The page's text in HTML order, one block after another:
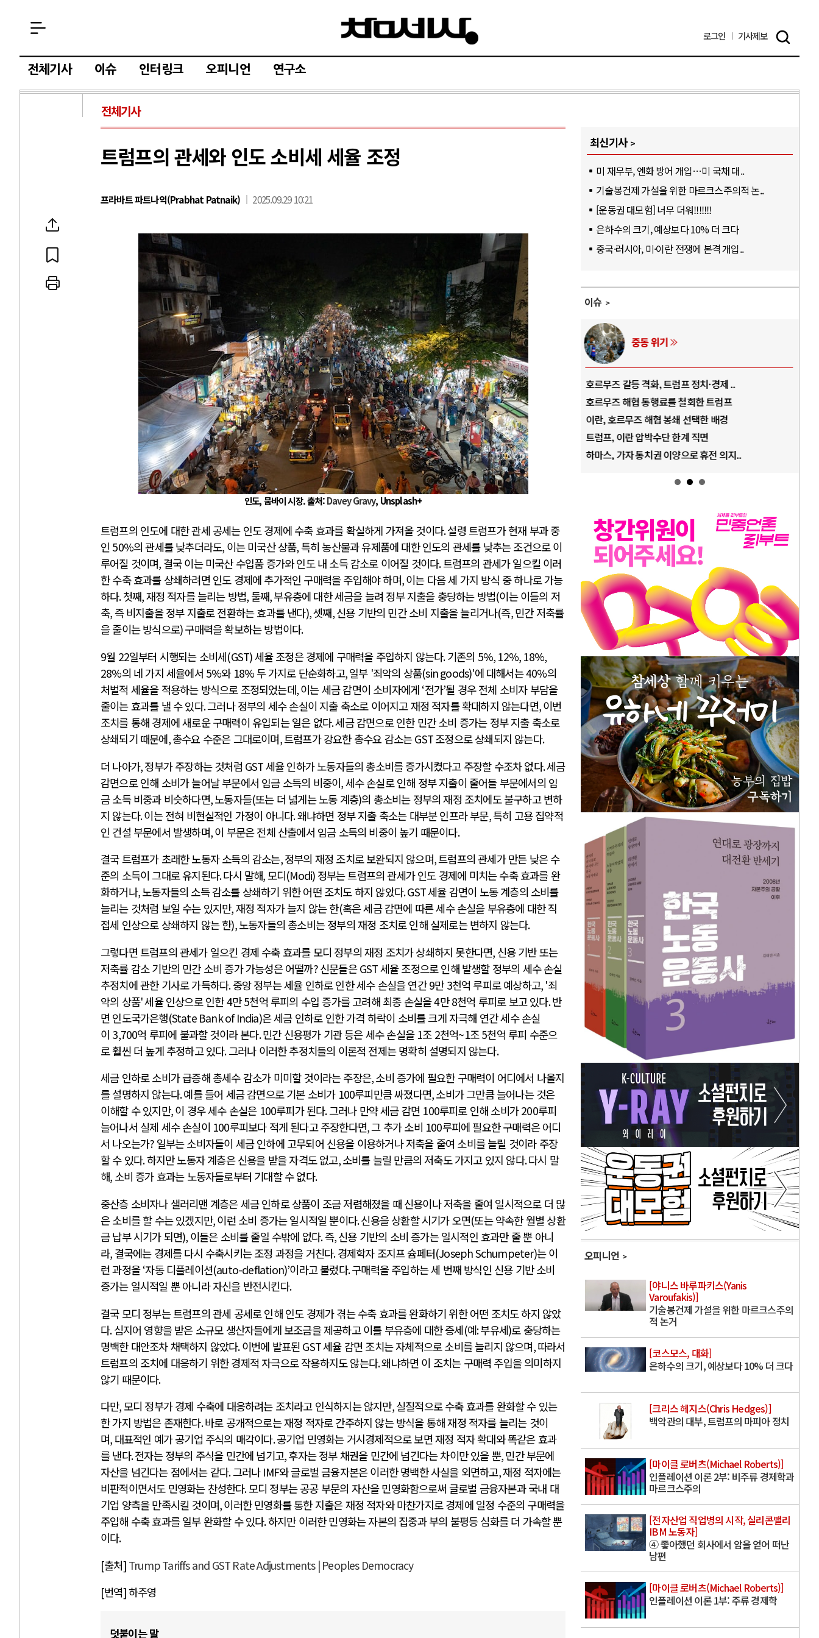
로그인 기사제보
전체기사 이슈 인터링크 오피니언 연구소
전체기사
트럼프의 관세와 인도 소비세 세율 조정
프라바트 파트나익(Prabhat Patnaik) 2025.09.29 10:21
인도, 뭄바이 시장. 출처:Davey Gravy, Unsplash+
트럼프의 인도에 대한 관세 공세는 인도 경제에 수축 효과를 확실하게 가져올 것이다.설령 트럼프가 현재 부과 중
인 50%의 관세를 낮추더라도, 이는 미국산 상품,특히 농산물과 유제품에 대한 인도의 관세를 낮추는 조건으로 이
루어질 것이며, 결국 이는 미국산 수입품 증가와 인도 내 소득 감소로 이어질 것이다.트럼프의 관세가 일으킬 이러
한 수축 효과를 상쇄하려면 인도 경제에 추가적인 구매력을 주입해야 하며,이는 다음 세 가지 방식 중 하나로 가능
하다.첫째,재정 적자를 늘리는 방법, 둘째,부유층에 대한 세금을 늘려 정부 지출을 충당하는 방법(이는 이들의 저
축,즉 비지출을 정부 지출로 전환하는 효과를 낸다),셋째,신용 기반의 민간 소비 지출을 늘리거나(즉,민간 저축률
을 줄이는 방식으로)구매력을 확보하는 방법이다.
9월 22일부터 시행되는 소비세(GST)세율 조정은 경제에 구매력을 주입하지 않는다.기존의 5%, 12%, 18%,
28%의 네 가지 세율에서 5%와 18% 두 가지로 단순화하고,일부 '죄악의 상품(sin goods)'에 대해서는40%의
처벌적 세율을 적용하는 방식으로 조정되었는데,이는 세금 감면이 소비자에게 ‘전가’될 경우 전체 소비자 부담을
줄이는 효과를 낼 수 있다.그러나 정부의 세수 손실이 지출 축소로 이어지고 재정 적자를 확대하지 않는다면,이번
조치를 통해 경제에 새로운 구매력이 유입되는 일은 없다.세금 감면으로 인한 민간 소비 증가는 정부 지출 축소로
상쇄되기 때문에,총수요 수준은 그대로이며,트럼프가 강요한 총수요 감소는GST조정으로 상쇄되지 않는다.
더 나아가,정부가 주장하는 것처럼 GST세율 인하가 노동자들의 총소비를 증가시켰다고 주장할 수조차 없다.세금
감면으로 인해 소비가 늘어날 부문에서 임금 소득의 비중이,세수 손실로 인해 정부 지출이 줄어들 부문에서의 임
금 소득 비중과 비슷하다면,노동자들(또는 더 넓게는 노동 계층)의 총소비는 정부의 재정 조치에도 불구하고 변하
지 않는다.이는 전혀 비현실적인 가정이 아니다.왜냐하면 정부 지출 축소는 대부분 인프라 부문,특히 고용 집약적
인 건설 부문에서 발생하며,이 부문은 전체 산출에서 임금 소득의 비중이 높기 때문이다.
결국 트럼프가 초래한 노동자 소득의 감소는,정부의 재정 조치로 보완되지 않으며,트럼프의 관세가 만든 낮은 수
준의 소득이 그대로 유지된다.다시 말해, 모디(Modi) 정부는 트럼프의 관세가 인도 경제에 미치는 수축 효과를 완
화하거나,노동자들의 소득 감소를 상쇄하기 위한 어떤 조치도 하지 않았다. GST세율 감면이 노동 계층의 소비를
늘리는 것처럼 보일 수는 있지만,재정 적자가 늘지 않는 한(혹은 세금 감면에 따른 세수 손실을 부유층에 대한 직
접세 인상으로 상쇄하지 않는 한),노동자들의 총소비는 정부의 재정 조치로 인해 실제로는 변하지 않는다.
그렇다면 트럼프의 관세가 일으킨 경제 수축 효과를 모디 정부의 재정 조치가 상쇄하지 못한다면, 신용 기반 또는
저축률 감소 기반의 민간 소비 증가 가능성은 어떨까?신문들은GST세율 조정으로 인해 발생할 정부의 세수 손실
추정치에 관한 기사로 가득하다.중앙 정부는 세율 인하로 인한 세수 손실을 연간9만 3천억 루피로 예상하고, '죄
악의 상품'세율 인상으로 인한4만5천억 루피의 수입 증가를 고려해 최종 손실을4만8천억 루피로 보고 있다.반
면 인도국가은행(State Bank of India)은 세금 인하로 인한 가격 하락이 소비를 크게 자극해 연간 세수 손실
이 3,700억 루피에 불과할 것이라 본다.민간 신용평가 기관 등은 세수 손실을 1조 2천억~1조5천억 루피 수준으
로 훨씬 더 높게 추정하고 있다.그러나 이러한 추정치들의 이론적 전제는 명확히 설명되지 않는다.
세금 인하로 소비가 급증해 총세수 감소가 미미할 것이라는 주장은,소비 증가에 필요한 구매력이 어디에서 나올지
를 설명하지 않는다.예를 들어 세금 감면으로 기본 소비가 100루피만큼 싸졌다면,소비가 그만큼 늘어나는 것은
이해할 수 있지만,이 경우 세수 손실은 100루피가 된다.그러나 만약 세금 감면 100루피로 인해 소비가200루피
늘어나서 실제 세수 손실이 100루피보다 적게 된다고 주장한다면,그 추가 소비 100루피에 필요한 구매력은 어디
서 나오는가? 일부는 소비자들이 세금 인하에 고무되어 신용을 이용하거나 저축을 줄여 소비를 늘릴 것이라 주장
할 수 있다.하지만 노동자 계층은 신용을 받을 자격도 없고,소비를 늘릴 만큼의 저축도 가지고 있지 않다.다시 말
해, 소비 증가 효과는 노동자들로부터 기대할 수 없다.
중산층 소비자나 샐러리맨 계층은 세금 인하로 상품이 조금 저렴해졌을 때 신용이나 저축을 줄여 일시적으로 더 많
은 소비를 할 수는 있겠지만,이런 소비 증가는 일시적일 뿐이다.신용을 상환할 시기가 오면(또는 약속한 월별 상환
금 납부 시기가 되면), 이들은 소비를 줄일 수밖에 없다.즉,신용 기반의 소비 증가는 일시적인 효과만 줄 뿐 아니
라, 결국에는 경제를 다시 수축시키는 조정 과정을 거친다.경제학자 조지프 슘페터(Joseph Schumpeter)는 이
런 과정을‘자동 디플레이션(auto-deflation)’이라고 불렀다.구매력을 주입하는 세 번째 방식인 신용 기반 소비
증가는 일시적일 뿐 아니라 자신을 반전시킨다.
결국 모디 정부는 트럼프의 관세 공세로 인해 인도 경제가 겪는 수축 효과를 완화하기 위한 어떤 조치도 하지 않았
다.심지어 영향을 받은 소규모 생산자들에게 보조금을 제공하고 이를 부유층에 대한 증세(예:부유세)로 충당하는
명백한 대안조차 채택하지 않았다.이번에 발표된 GST세율 감면 조치는 자체적으로 소비를 늘리지 않으며,따라서
트럼프의 조치에 대응하기 위한 경제적 자극으로 작용하지도 않는다.왜냐하면 이 조치는 구매력 주입을 의미하지
않기 때문이다.
다만, 모디 정부가 경제 수축에 대응하려는 조치라고 인식하지는 않지만,실질적으로 수축 효과를 완화할 수 있는
한 가지 방법은 존재한다.바로 공개적으로는 재정 적자로 간주하지 않는 방식을 통해 재정 적자를 늘리는 것이
며, 대표적인 예가 공기업 주식의 매각이다.공기업 민영화는 거시경제적으로 보면 재정 적자 확대와 똑같은 효과
를 낸다.전자는 정부의 주식을 민간에 넘기고,후자는 정부 채권을 민간에 넘긴다는 차이만 있을 뿐,민간 부문에
자산을 넘긴다는 점에서는 같다.그러나 IMF와 글로벌 금융자본은 이러한 명백한 사실을 외면하고,재정 적자에는
비판적이면서도 민영화는 찬성한다.모디 정부는 공공 부문의 자산을 민영화함으로써 글로벌 금융자본과 국내 대
기업 양측을 만족시킬 것이며,이러한 민영화를 통한 지출은 재정 적자와 마찬가지로 경제에 일정 수준의 구매력을
주입해 수축 효과를 일부 완화할 수 있다.하지만 이러한 민영화는 자본의 집중과 부의 불평등 심화를 더 가속할 뿐
이다.
[출처] Trump Tariffs and GST Rate Adjustments | Peoples Democracy
[번역] 하주영
덧붙이는 말
최신기사
미 재무부, 엔화 방어 개입…미 국채 대..
기술봉건제 가설을 위한 마르크스주의적 논..
[운동권 대모험] 너무 더워!!!!!!!
은하수의 크기, 예상보다 10% 더 크다
중국·러시아, 미·이란 전쟁에 본격 개입..
이슈
러시아-우크라이나 전쟁
전쟁의 추상화: 우크라이나, 대리전의 역..
EU·우크라이나 드론 협력 직후, 러시아..
나토, 우크라 군사지원 2027년까지 공..
우크라이나, 덴마크, 에스토니아, 네덜란..
러·우크라, 대규모 공습 주고받아…민간 ..
중동 위기
호르무즈 갈등 격화, 트럼프 정치·경제 ..
호르무즈 해협 통행료를 철회한 트럼프
이란, 호르무즈 해협 봉쇄 선택한 배경
트럼프, 이란 압박수단 한계 직면
하마스, 가자 통치권 이양으로 휴전 의지..
AI와 인간
중국 AI, 저가 공세로 글로벌 토큰 시..
AI 국부펀드 구상 놓고 미국 진보진영 ..
AI 데이터센터 반대 투쟁은 새로운 글로..
AI의 숨은 환경 비용: 데이터센터 확산..
AI는 어떻게 미국 민주주의를 잠식하고 ..
오피니언
[야니스 바루파키스(Yanis
Varoufakis)]
기술봉건제 가설을 위한 마르크스주의
적 논거
[코스모스, 대화]
은하수의 크기, 예상보다 10% 더 크다
[크리스 헤지스(Chris Hedges)]
백악관의 대부, 트럼프의 마피아 정치
[마이클 로버츠(Michael Roberts)]
인플레이션 이론 2부: 비주류 경제학과
마르크스주의
[전자산업 직업병의 시작, 실리콘밸리
IBM 노동자]
④ 좋아했던 회사에서 암을 얻어 떠난
남편
[마이클 로버츠(Michael Roberts)]
인플레이션 이론 1부: 주류 경제학